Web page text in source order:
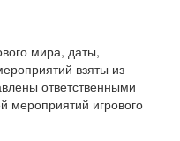
мира, даты,
взяты из
ответственными
мероприятий игрового